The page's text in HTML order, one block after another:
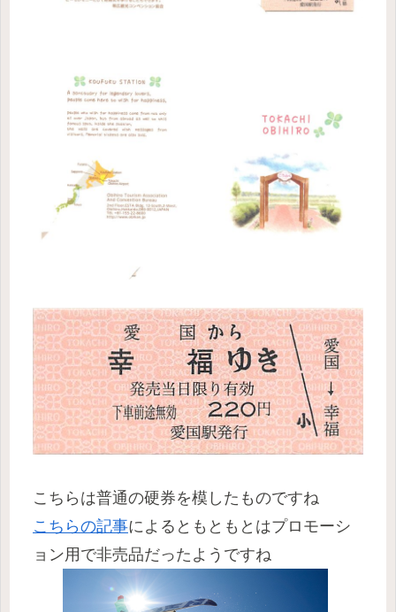
こちらは普通の硬券を模したものですね
こちらの記事によるともともとはプロモーシ
ョン用で非売品だったようですね